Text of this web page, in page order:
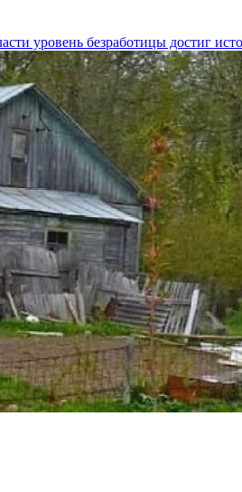
уровень безработицы достиг